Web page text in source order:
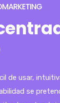
de usar,
se